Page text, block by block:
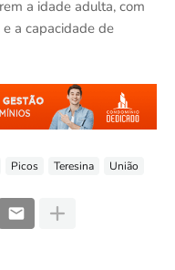
a idade adulta, com
a capacidade de
Picos Teresina União